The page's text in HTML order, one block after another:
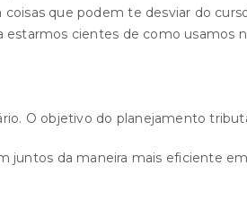
que podem te desviar do
cientes de como usamos
O objetivo do planejamento
da maneira mais eficiente